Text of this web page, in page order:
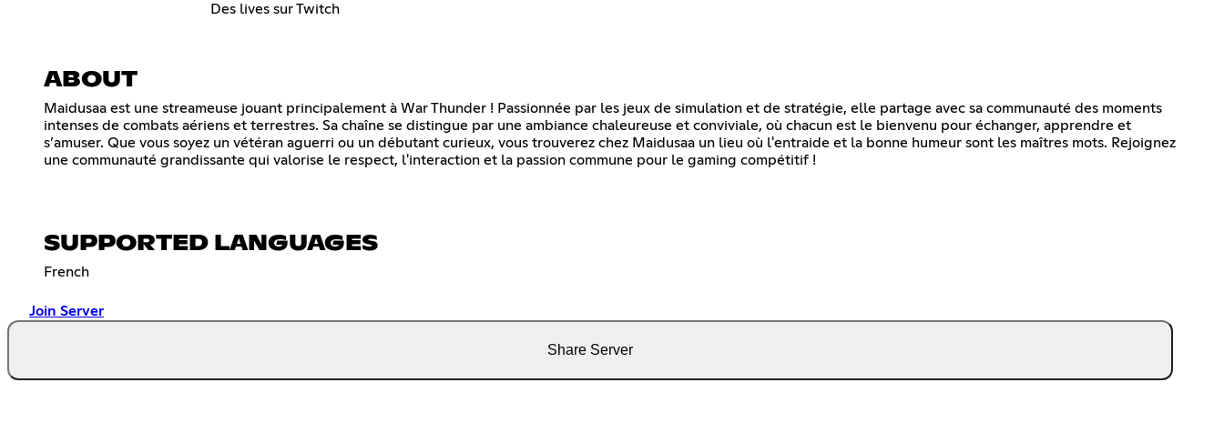
Des lives sur Twitch
ABOUT
Maidusaa est une streameuse jouant principalement à War Thunder ! Passionnée par les jeux de simulation et de stratégie, elle partage avec sa communauté des moments
intenses de combats aériens et terrestres. Sa chaîne se distingue par une ambiance chaleureuse et conviviale, où chacun est le bienvenu pour échanger, apprendre et
s’amuser. Que vous soyez un vétéran aguerri ou un débutant curieux, vous trouverez chez Maidusaa un lieu où l'entraide et la bonne humeur sont les maîtres mots. Rejoignez
une communauté grandissante qui valorise le respect, l'interaction et la passion commune pour le gaming compétitif !
SUPPORTED LANGUAGES
French
Join Server
Share Server